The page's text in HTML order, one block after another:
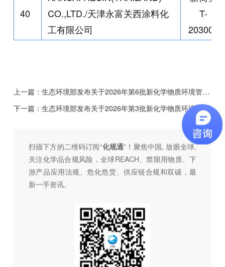
40
CO.,LTD./天津永富关西涂料化
工有限公司
T-
203007
上一篇： 生态环境部发布关于2026年第6批新化学物质环境管理简易登记证审批结果的公开
下一篇： 生态环境部发布关于2026年第3批新化学物质环境管理常规登记证申请审查情况的公示
扫描下方的二维码订阅“化规通”！聚焦中国, 放眼全球,
关注化学品合规风险，全球REACH、禁限用物质、下
游产品应用法规、危化危货、供应链合规和双碳，最
新一手资讯。